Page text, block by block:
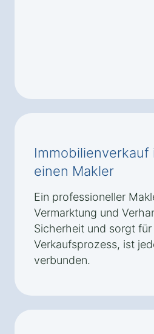
Immobilienverkauf
einen Makler
Ein professioneller
Vermarktung und
Sicherheit und sorgt
Verkaufsprozess, ist
verbunden.